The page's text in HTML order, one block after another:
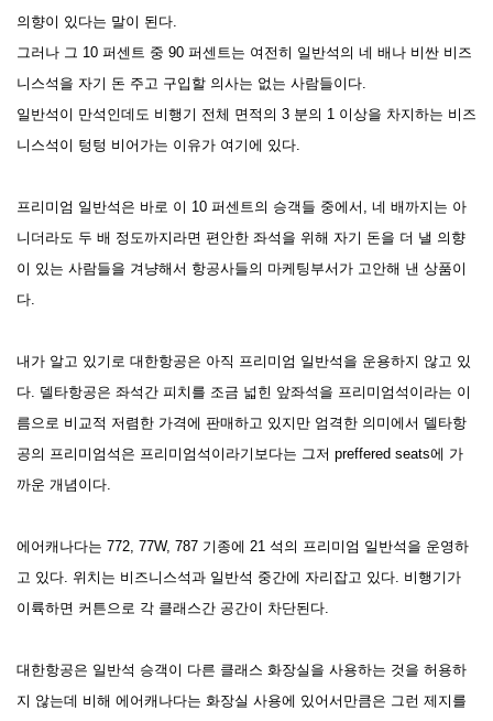
의향이 있다는 말이 된다.
그러나 그 10 퍼센트 중 90 퍼센트는 여전히 일반석의 네 배나 비싼 비즈
니스석을 자기 돈 주고 구입할 의사는 없는 사람들이다.
일반석이 만석인데도 비행기 전체 면적의 3 분의 1 이상을 차지하는 비즈
니스석이 텅텅 비어가는 이유가 여기에 있다.
프리미엄 일반석은 바로 이 10 퍼센트의 승객들 중에서, 네 배까지는 아
니더라도 두 배 정도까지라면 편안한 좌석을 위해 자기 돈을 더 낼 의향
이 있는 사람들을 겨냥해서 항공사들의 마케팅부서가 고안해 낸 상품이
다.
내가 알고 있기로 대한항공은 아직 프리미엄 일반석을 운용하지 않고 있
다. 델타항공은 좌석간 피치를 조금 넓힌 앞좌석을 프리미엄석이라는 이
름으로 비교적 저렴한 가격에 판매하고 있지만 엄격한 의미에서 델타항
공의 프리미엄석은 프리미엄석이라기보다는 그저 preffered seats에 가
까운 개념이다.
에어캐나다는 772, 77W, 787 기종에 21 석의 프리미엄 일반석을 운영하
고 있다. 위치는 비즈니스석과 일반석 중간에 자리잡고 있다. 비행기가
이륙하면 커튼으로 각 클래스간 공간이 차단된다.
대한항공은 일반석 승객이 다른 클래스 화장실을 사용하는 것을 허용하
지 않는데 비해 에어캐나다는 화장실 사용에 있어서만큼은 그런 제지를